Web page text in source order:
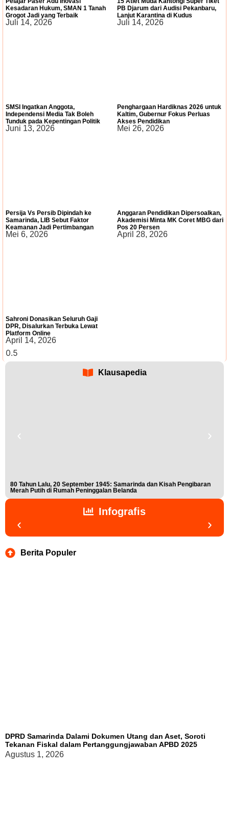
Kesadaran Hukum, SMAN 1 Tanah
Grogot Jadi yang Terbaik
Juli 14, 2026
PB Djarum dari Audisi Pekanbaru,
Lanjut Karantina di Kudus
Juli 14, 2026
SMSI Ingatkan Anggota,
Independensi Media Tak Boleh
Tunduk pada Kepentingan Politik
Juni 13, 2026
Penghargaan Hardiknas 2026 untuk
Kaltim, Gubernur Fokus Perluas
Akses Pendidikan
Mei 26, 2026
Persija Vs Persib Dipindah ke
Samarinda, LIB Sebut Faktor
Keamanan Jadi Pertimbangan
Mei 6, 2026
Anggaran Pendidikan Dipersoalkan,
Akademisi Minta MK Coret MBG dari
Pos 20 Persen
April 28, 2026
Sahroni Donasikan Seluruh Gaji
DPR, Disalurkan Terbuka Lewat
Platform Online
April 14, 2026
Berita Populer
DPRD Samarinda Dalami Dokumen Utang dan Aset, Soroti
Tekanan Fiskal dalam Pertanggungjawaban APBD 2025
Agustus 1, 2026
Klausapedia
80 Tahun Lalu, 20 September 1945: Samarinda dan Kisah Pengibaran
Merah Putih di Rumah Peninggalan Belanda
Infografis